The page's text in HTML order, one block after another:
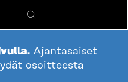
Hae
Ajantasaiset
osoitteesta